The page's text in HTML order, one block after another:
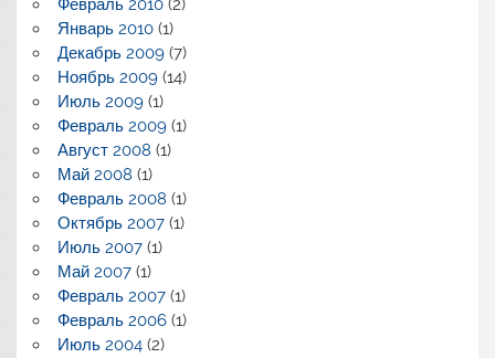
Февраль 2010(2)
Январь 2010(1)
Декабрь 2009(7)
Ноябрь 2009(14)
Июль 2009(1)
Февраль 2009(1)
Август 2008 (1)
Май 2008 (1)
Февраль 2008 (1)
Октябрь 2007(1)
Июль 2007(1)
Май 2007(1)
Февраль 2007(1)
Февраль 2006(1)
Июль 2004(2)